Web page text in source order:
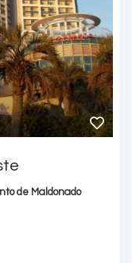
de Maldonado